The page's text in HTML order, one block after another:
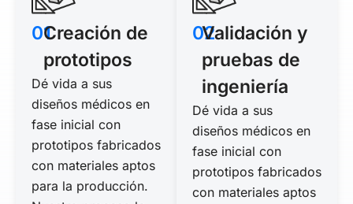
01Creación de
prototipos
Dé vida a sus
diseños médicos en
fase inicial con
prototipos fabricados
con materiales aptos
para la producción.
02
Validación y
pruebas de
ingeniería
Dé vida a sus
diseños médicos en
fase inicial con
prototipos fabricados
con materiales aptos